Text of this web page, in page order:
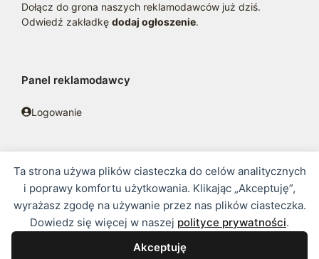
Ta strona używa plików ciasteczka do celów analitycznych
i poprawy komfortu użytkowania. Klikając „Akceptuję”,
wyrażasz zgodę na używanie przez nas plików ciasteczka.
Dowiedz się więcej w naszej polityce prywatności.
Akceptuję
Dołącz do grona naszych reklamodawców już dziś.
Odwiedź zakładkę dodaj ogłoszenie.
Panel reklamodawcy
Logowanie
© 2016 - 2026 zoosklepik.pl •Polityka prywatności • Sitemap
Treść niniejszej strony internetowej nie stanowi oferty w rozumieniu
prawa handlowego.